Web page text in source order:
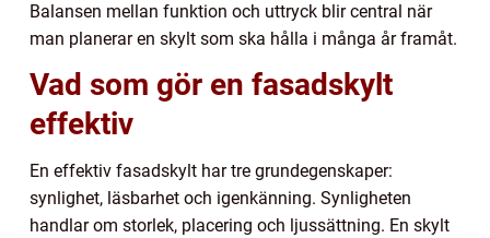
Balansen mellan funktion och uttryck blir central när
man planerar en skylt som ska hålla i många år framåt.
Vad som gör en fasadskylt
effektiv
En effektiv fasadskylt har tre grundegenskaper:
synlighet, läsbarhet och igenkänning. Synligheten
handlar om storlek, placering och ljussättning. En skylt